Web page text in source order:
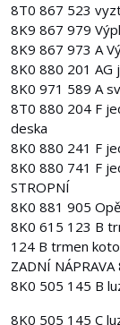
8T0 867 523
8K9 867 979
8K9 867 973 A
8K0 880 201 AG
8K0 971 589 A
8T0 880 204 F
deska
8K0 880 241 F
8K0 880 741 F
STROPNÍ
8K0 881 905
8K0 615 123 B
124 B trmen
ZADNÍ
8K0 505 145 B
8K0 505 145 C